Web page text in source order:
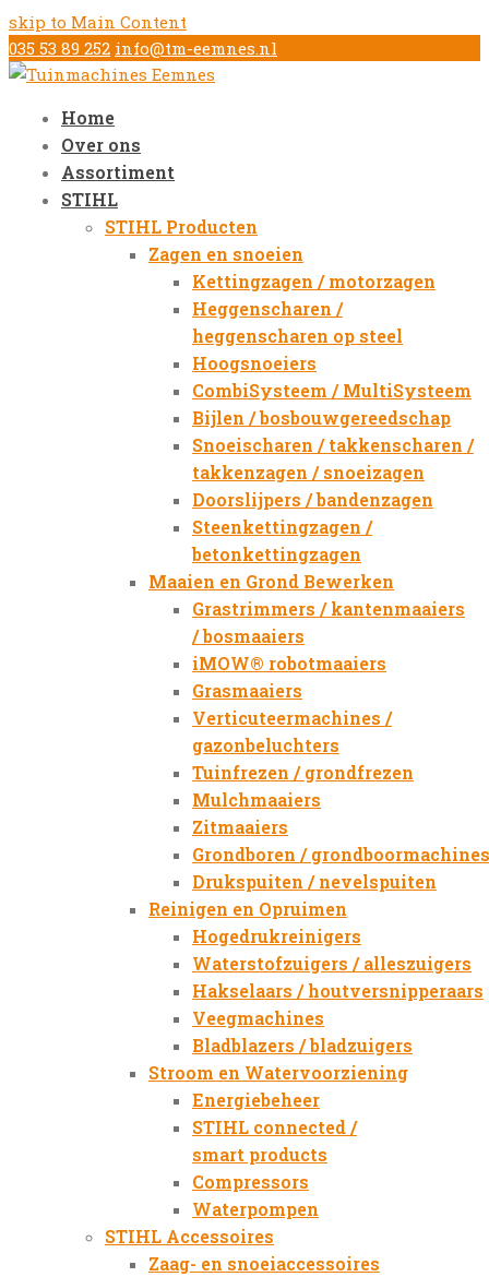
skip to Main Content
035 53 89 252 info@tm-eemnes.nl
Home
Over ons
Assortiment
STIHL
STIHL Producten
Zagen en snoeien
Kettingzagen / motorzagen
Heggenscharen /
heggenscharen op steel
Hoogsnoeiers
CombiSysteem / MultiSysteem
Bijlen / bosbouwgereedschap
Snoeischaren / takkenscharen /
takkenzagen / snoeizagen
Doorslijpers / bandenzagen
Steenkettingzagen /
betonkettingzagen
Maaien en Grond Bewerken
Grastrimmers / kantenmaaiers
/ bosmaaiers
iMOW® robotmaaiers
Grasmaaiers
Verticuteermachines /
gazonbeluchters
Tuinfrezen / grondfrezen
Mulchmaaiers
Zitmaaiers
Grondboren / grondboormachines
Drukspuiten / nevelspuiten
Reinigen en Opruimen
Hogedrukreinigers
Waterstofzuigers / alleszuigers
Hakselaars / houtversnipperaars
Veegmachines
Bladblazers / bladzuigers
Stroom en Watervoorziening
Energiebeheer
STIHL connected /
smart products
Compressors
Waterpompen
STIHL Accessoires
Zaag- en snoeiaccessoires